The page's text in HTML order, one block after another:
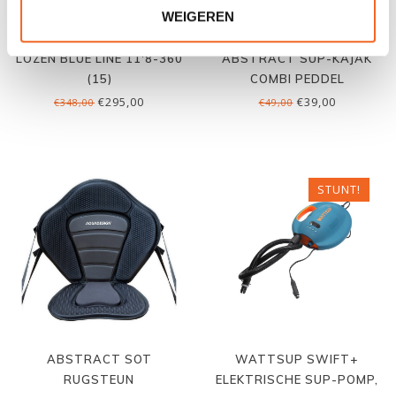
WEIGEREN
LOZEN BLUE LINE 11'8-360
(15)
€348,00 €295,00
ABSTRACT SUP-KAJAK
COMBI PEDDEL
€49,00€39,00
ABSTRACT SOT
RUGSTEUN
STUNT!
WATTSUP SWIFT+
ELEKTRISCHE SUP-POMP,